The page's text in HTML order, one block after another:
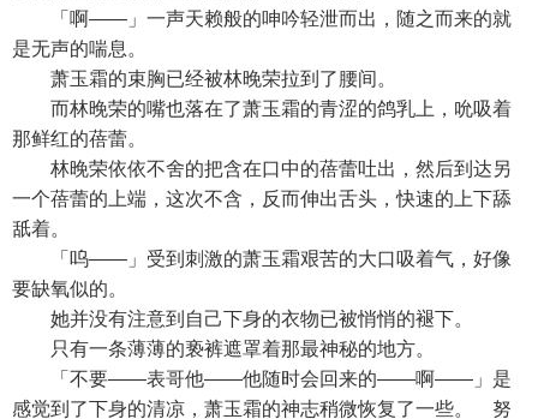
「啊——」一声天赖般的呻吟轻泄而出，随之而来的就
是无声的喘息。
萧玉霜的束胸已经被林晚荣拉到了腰间。
而林晚荣的嘴也落在了萧玉霜的青涩的鸽乳上，吮吸着
那鲜红的蓓蕾。
林晚荣依依不舍的把含在口中的蓓蕾吐出，然后到达另
一个蓓蕾的上端，这次不含，反而伸出舌头，快速的上下舔
舐着。
「呜——」受到刺激的萧玉霜艰苦的大口吸着气，好像
要缺氧似的。
她并没有注意到自己下身的衣物已被悄悄的褪下。
只有一条薄薄的亵裤遮罩着那最神秘的地方。
「不要——表哥他——他随时会回来的——啊——」是
感觉到了下身的清凉，萧玉霜的神志稍微恢复了一些。 努